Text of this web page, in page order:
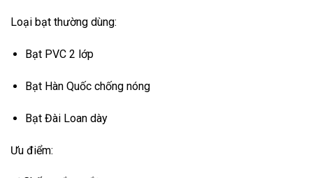
Loại bạt thường dùng:
Bạt PVC 2 lớp
Bạt Hàn Quốc chống nóng
Bạt Đài Loan dày
Ưu điểm: